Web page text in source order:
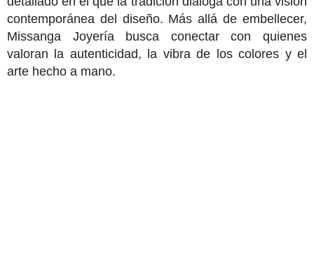
contemporánea del diseño. Más allá de embellecer,
Missanga Joyería busca conectar con quienes
valoran la autenticidad, la vibra de los colores y el
arte hecho a mano.